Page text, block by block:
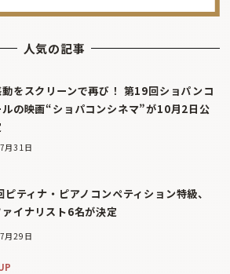
人気の記事
動をスクリーンで再び！ 第19回ショパンコ
ルの映画“ショパコンシネマ”が10月2日公
月31日
ティナ・ピアノコンペティション特級、
ァイナリスト6名が決定
月29日